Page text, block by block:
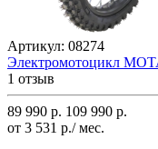
Артикул: 08274
Электромотоцикл
1 отзыв
89 990 р. 109 990 р.
от 3 531 р./ мес.